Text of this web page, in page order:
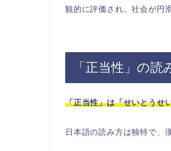
観的に評価され、社会が円
「正当性」の
「正当性」は「せいとうせ
日本語の読み方は独特で、